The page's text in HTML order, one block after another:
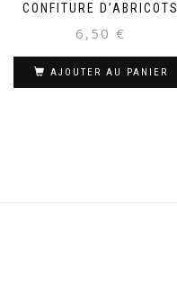
CONFITURE D’ABRICOTS
6,50 €
AJOUTER AU PANIER